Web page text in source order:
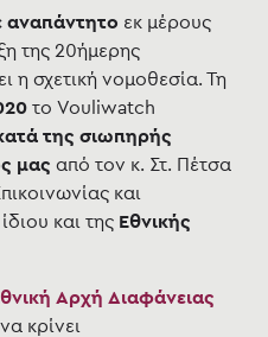
αναπάντητο εκ μέρους
της 20ήμερης
η σχετική νομοθεσία. Τη
το Vouliwatch
της σιωπηρής
μας από τον κ. Στ. Πέτσα
και
και της Εθνικής
Αρχή Διαφάνειας
να κρίνει